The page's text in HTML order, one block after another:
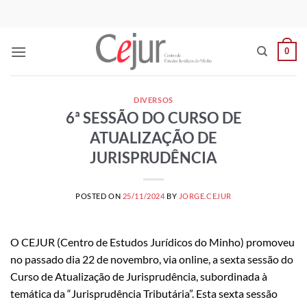
0
DIVERSOS
6ª SESSÃO DO CURSO DE
ATUALIZAÇÃO DE
JURISPRUDÊNCIA
POSTED ON 25/11/2024 BY JORGE.CEJUR
O CEJUR (Centro de Estudos Jurídicos do Minho) promoveu
no passado dia 22 de novembro, via online, a sexta sessão do
Curso de Atualização de Jurisprudência, subordinada à
temática da “Jurisprudência Tributária”. Esta sexta sessão